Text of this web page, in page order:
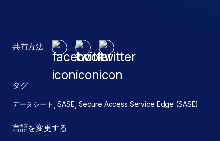
共有方法
タグ
データシート , SASE, Secure Access Service Edge (SASE)
言語を変更する